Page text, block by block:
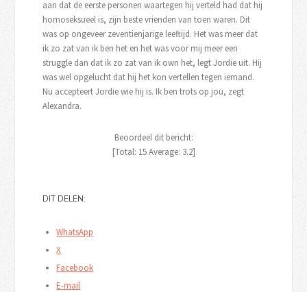
aan dat de eerste personen waartegen hij verteld had dat hij
homoseksueel is, zijn beste vrienden van toen waren. Dit
was op ongeveer zeventienjarige leeftijd. Het was meer dat
ik zo zat van ik ben het en het was voor mij meer een
struggle dan dat ik zo zat van ik own het, legt Jordie uit. Hij
was wel opgelucht dat hij het kon vertellen tegen iemand.
Nu accepteert Jordie wie hij is. Ik ben trots op jou, zegt
Alexandra.
Beoordeel dit bericht:
[Total: 15Average: 3.2]
DIT DELEN:
WhatsApp
X
Facebook
E-mail